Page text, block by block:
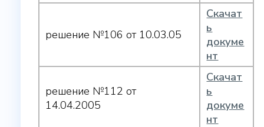
решение №106 от 10.03.05
Скачат
ь
докуме
нт
решение №112 от
14.04.2005
Скачат
ь
докуме
нт